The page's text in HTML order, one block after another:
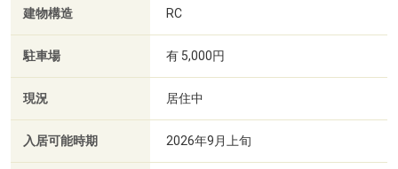
建物構造 RC
駐車場 有 5,000円
現況 居住中
入居可能時期 2026年9月上旬